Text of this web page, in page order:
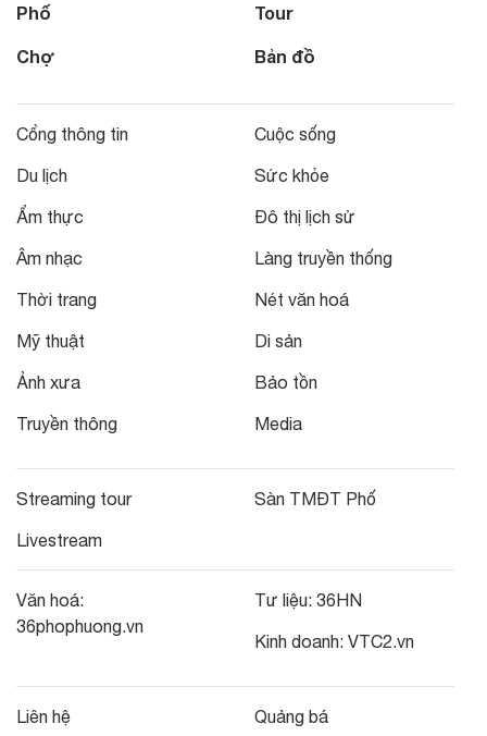
Phố
Chợ
Tour
Bản đồ
Cổng thông tin
Du lịch
Ẩm thực
Âm nhạc
Thời trang
Mỹ thuật
Ảnh xưa
Truyền thông
Cuộc sống
Sức khỏe
Đô thị lịch sử
Làng truyền thống
Nét văn hoá
Di sản
Bảo tồn
Media
Streaming tour
Livestream
Sàn TMĐT Phố
Văn hoá:
36phophuong.vn
Tư liệu: 36HN
Kinh doanh: VTC2.vn
Liên hệ Quảng bá